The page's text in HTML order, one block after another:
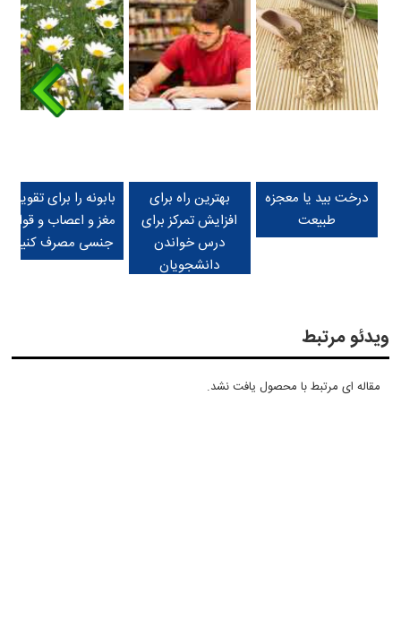
درخت بید یا معجزه
طبیعت
بهترین راه برای
افزایش تمرکز برای
درس خواندن
دانشجویان
بابونه را برای تقویت
مغز و اعصاب و قوای
جنسی مصرف کنید.
ویدئو مرتبط
مقاله ای مرتبط با محصول یافت نشد.